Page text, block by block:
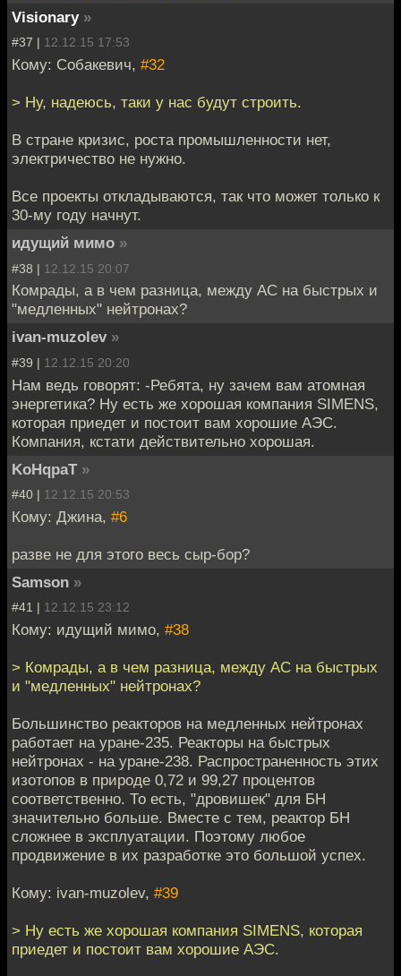
Visionary »
#37 | 12.12.15 17:53
Кому: Собакевич, #32
> Ну, надеюсь, таки у нас будут строить.
В стране кризис, роста промышленности нет,
электричество не нужно.
Все проекты откладываются, так что может только к
30-му году начнут.
идущий мимо »
#38 | 12.12.15 20:07
Комрады, а в чем разница, между АС на быстрых и
"медленных" нейтронах?
ivan-muzolev »
#39 | 12.12.15 20:20
Нам ведь говорят: -Ребята, ну зачем вам атомная
энергетика? Ну есть же хорошая компания SIMENS,
которая приедет и постоит вам хорошие АЭС.
Компания, кстати действительно хорошая.
KoHqpaT »
#40 | 12.12.15 20:53
Кому: Джина, #6
разве не для этого весь сыр-бор?
Samson »
#41 | 12.12.15 23:12
Кому: идущий мимо, #38
> Комрады, а в чем разница, между АС на быстрых
и "медленных" нейтронах?
Большинство реакторов на медленных нейтронах
работает на уране-235. Реакторы на быстрых
нейтронах - на уране-238. Распространенность этих
изотопов в природе 0,72 и 99,27 процентов
соответственно. То есть, "дровишек" для БН
значительно больше. Вместе с тем, реактор БН
сложнее в эксплуатации. Поэтому любое
продвижение в их разработке это большой успех.
Кому: ivan-muzolev, #39
> Ну есть же хорошая компания SIMENS, которая
приедет и постоит вам хорошие АЭС.